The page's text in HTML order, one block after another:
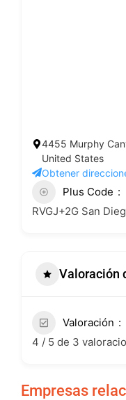
4455 Murphy
United States
Obtener
Plus Code
RVGJ+2G San
Valoración
Valoración
4 / 5 de 3
Empresas